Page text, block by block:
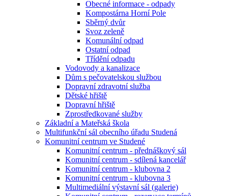
Obecné informace - odpady
Kompostárna Horní Pole
Sběrný dvůr
Svoz zeleně
Komunální odpad
Ostatní odpad
Třídění odpadu
Vodovody a kanalizace
Dům s pečovatelskou službou
Dopravní zdravotní služba
Dětské hřiště
Dopravní hřiště
Zprostředkované služby
Základní a Mateřská škola
Multifunkční sál obecního úřadu Studená
Komunitní centrum ve Studené
Komunitní centrum - přednáškový sál
Komunitní centrum - sdílená kancelář
Komunitní centrum - klubovna 2
Komunitní centrum - klubovna 3
Multimediální výstavní sál (galerie)